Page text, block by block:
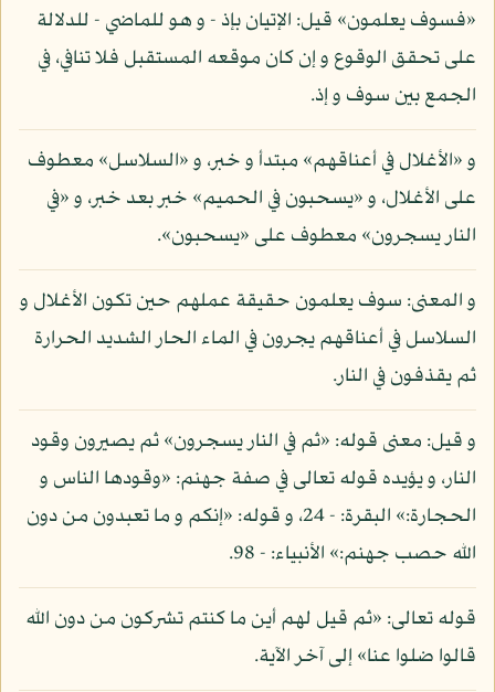
«فسوف يعلمون» قيل: الإتيان بإذ - و هو للماضي - للدلالة
على تحقق الوقوع و إن كان موقعه المستقبل فلا تنافي، في
الجمع بين سوف و إذ.
و «الأغلال في أعناقهم» مبتدأ و خبر، و «السلاسل» معطوف
على الأغلال، و «يسحبون في الحميم» خبر بعد خبر، و «في
النار يسجرون» معطوف على «يسحبون».
و المعنى: سوف يعلمون حقيقة عملهم حين تكون الأغلال و
السلاسل في أعناقهم يجرون في الماء الحار الشديد الحرارة
ثم يقذفون في النار.
و قيل: معنى قوله: «ثم في النار يسجرون» ثم يصيرون وقود
النار، و يؤيده قوله تعالى في صفة جهنم: «وقودها الناس و
الحجارة:» البقرة: - 24، و قوله: «إنكم و ما تعبدون من دون
الله حصب جهنم:» الأنبياء: - 98.
قوله تعالى: «ثم قيل لهم أين ما كنتم تشركون من دون الله
قالوا ضلوا عنا» إلى آخر الآية.